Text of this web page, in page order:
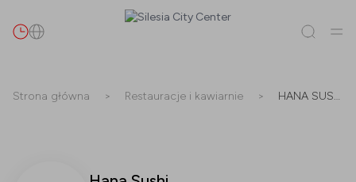
Strona główna > Restauracje i kawiarnie > HANA SUSHI